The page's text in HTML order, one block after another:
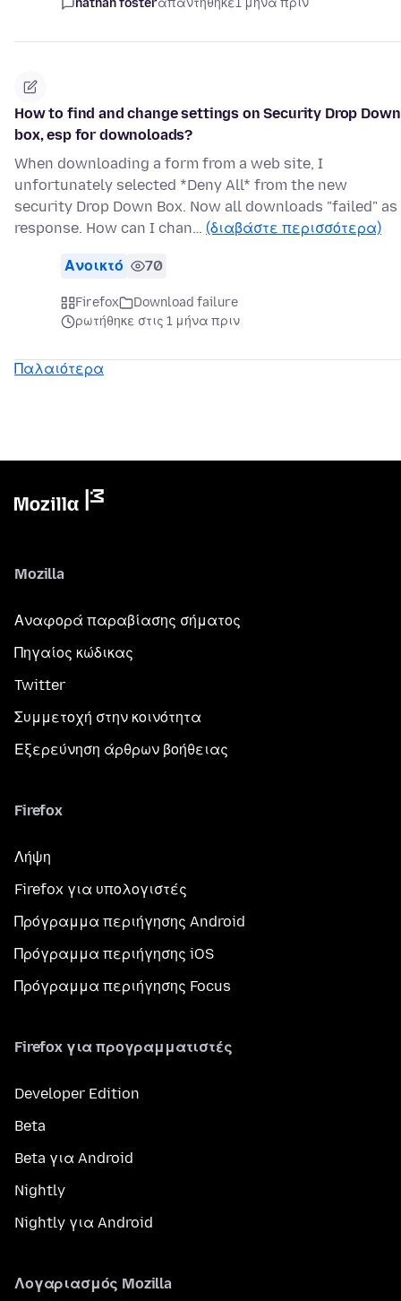
nathan fosterαπαντήθηκε1 μήνα πριν
How to find and change settings on Security Drop Down
box, esp for downoloads?
When downloading a form from a web site, I
unfortunately selected *Deny All* from the new
security Drop Down Box. Now all downloads "failed" as
response. How can I chan… (διαβάστε περισσότερα)
Ανοικτό 70
Firefox
Download failure
ρωτήθηκε στις 1 μήνα πριν
Παλαιότερα
Mozilla
Αναφορά παραβίασης σήματος
Πηγαίος κώδικας
Twitter
Συμμετοχή στην κοινότητα
Εξερεύνηση άρθρων βοήθειας
Firefox
Λήψη
Firefox για υπολογιστές
Πρόγραμμα περιήγησης Android
Πρόγραμμα περιήγησης iOS
Πρόγραμμα περιήγησης Focus
Firefox για προγραμματιστές
Developer Edition
Beta
Beta για Android
Nightly
Nightly για Android
Λογαριασμός Mozilla